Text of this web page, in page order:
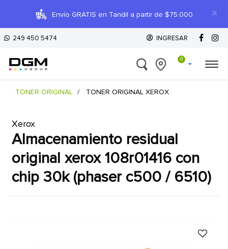
×
Envío GRATIS en Tandil a partir de $75.000
249 450 5474 INGRESAR
0
TONER ORIGINAL TONER ORIGINAL XEROX
Xerox
almacenamiento residual
original xerox 108r01416 con
chip 30k (phaser c500 / 6510)